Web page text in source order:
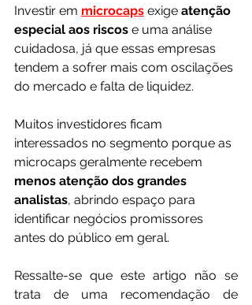
Investir em microcaps exige atenção
especial aos riscos e uma análise
cuidadosa, já que essas empresas
tendem a sofrer mais com oscilações
do mercado e falta de liquidez.
Muitos investidores ficam
interessados no segmento porque as
microcaps geralmente recebem
menos atenção dos grandes
analistas, abrindo espaço para
identificar negócios promissores
antes do público em geral.
Ressalte-se que este artigo não se
trata de uma recomendação de